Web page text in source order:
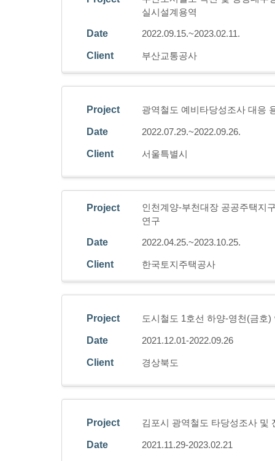
실시설계용역
Date 2022.09.15.~2023.02.11.
Client 부산교통공사
Project 광역철도 예비타당성조사 대응
Date 2022.07.29.~2022.09.26.
Client 서울특별시
Project
인천계양-부천대장 공공주택지
연구
Date 2022.04.25.~2023.10.25.
Client 한국토지주택공사
Project 도시철도 1호선 하양-영천(금호
Date 2021.12.01-2022.09.26
Client 경상북도
Project 김포시 광역철도 타당성조사 및
Date 2021.11.29-2023.02.21